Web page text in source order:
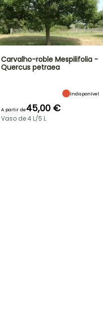
Carvalho-roble Mespilifolia -
Quercus petraea
Indisponível
A partir de45,00 €
Vaso de 4 L/5 L